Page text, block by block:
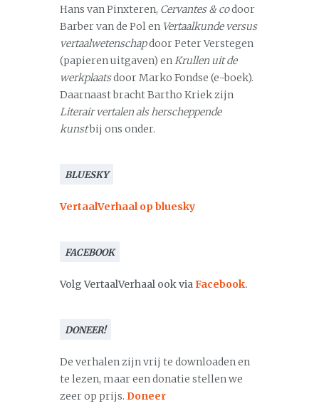
Hans van Pinxteren, Cervantes & codoor
Barber van de Pol en Vertaalkunde versus
vertaalwetenschapdoor Peter Verstegen
(papieren uitgaven) enKrullen uit de
werkplaatsdoor Marko Fondse (e-boek).
Daarnaast bracht Bartho Kriek zijn
Literair vertalen als herscheppende
kunstbij ons onder.
BLUESKY
VertaalVerhaal op bluesky
FACEBOOK
Volg VertaalVerhaal ook viaFacebook.
DONEER!
De verhalen zijn vrij te downloaden en
te lezen, maar een donatie stellen we
zeer op prijs. Doneer